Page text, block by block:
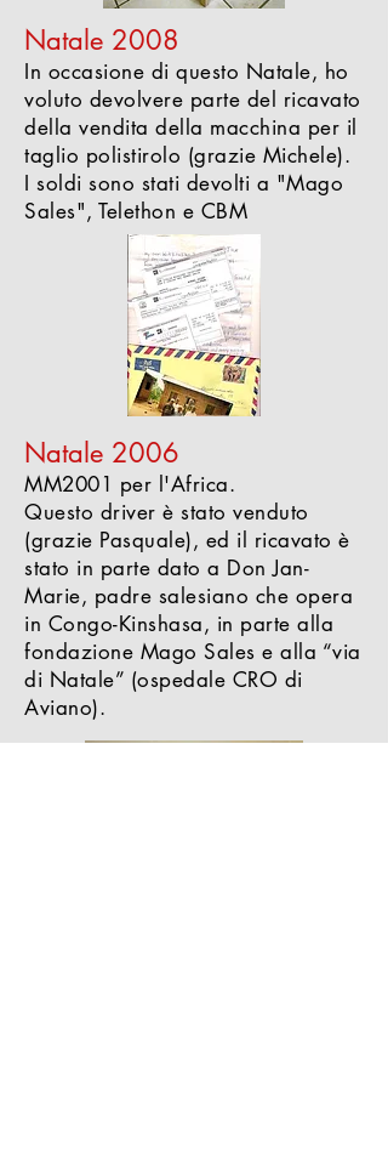
Natale 2008
In occasione di questo Natale, ho
voluto devolvere parte del ricavato
della vendita della macchina per il
taglio polistirolo (grazie Michele).
I soldi sono stati devolti a "Mago
Sales", Telethon e CBM
Natale 2006
MM2001 per l'Africa.
Questo driver è stato venduto
(grazie Pasquale), ed il ricavato è
stato in parte dato a Don Jan-
Marie, padre salesiano che opera
in Congo-Kinshasa, in parte alla
fondazione Mago Sales e alla “via
di Natale” (ospedale CRO di
Aviano).